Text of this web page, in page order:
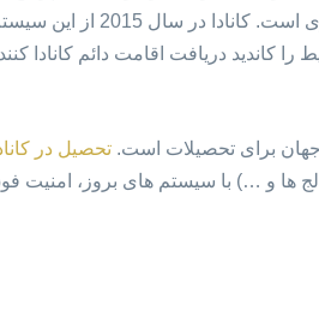
پر تقضاترین برنامه مهاجرت
کاندید دریافت اقامت دائم کانادا
برای تحصیلات است. تحصیل در
ها و …) با سیستم های بروز، امنیت